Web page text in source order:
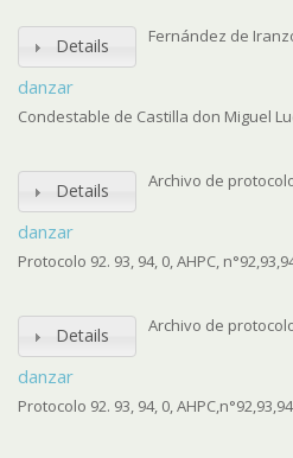
Details
danzar
Fernández de
Condestable de Castilla don Miguel
Details
danzar
Archivo de
Protocolo 92. 93, 94, 0, AHPC,
Details
danzar
Archivo de
Protocolo 92. 93, 94, 0, AHPC,n°92,93,94